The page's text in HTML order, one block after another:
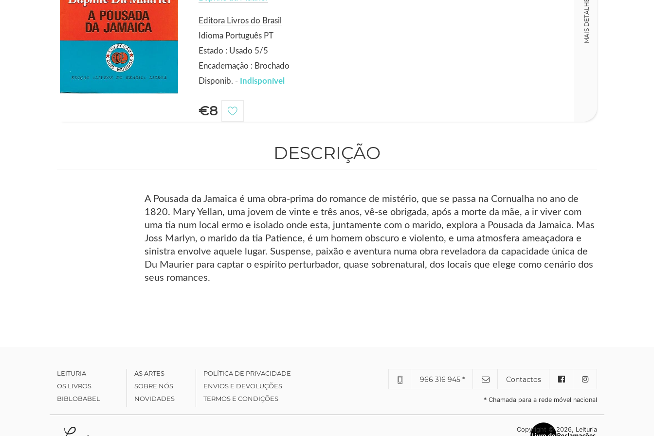
Editora Livros do Brasil
Idioma Português PT
Estado : Usado 5/5
Encadernação : Brochado
Disponib. - Indisponível
€8
MAIS DETALHES
DESCRIÇÃO
A Pousada da Jamaica é uma obra-prima do romance de mistério, que se passa na Cornualha no ano de
1820. Mary Yellan, uma jovem de vinte e três anos, vê-se obrigada, após a morte da mãe, a ir viver com
uma tia num local ermo e isolado onde esta, juntamente com o marido, explora a Pousada da Jamaica. Mas
Joss Marlyn, o marido da tia Patience, é um homem obscuro e violento, e uma atmosfera ameaçadora e
sinistra envolve aquele lugar. Suspense, paixão e aventura numa obra reveladora da capacidade única de
Du Maurier para captar o espírito perturbador, quase sobrenatural, dos locais que elege como cenário dos
seus romances.
LEITURIA
OS LIVROS
BIBLOBABEL
AS ARTES
SOBRE NÓS
NOVIDADES
POLÍTICA DE PRIVACIDADE
ENVIOS E DEVOLUÇÕES
TERMOS E CONDIÇÕES
966 316 945 * Contactos
* Chamada para a rede móvel nacional
Copyright © 2026, Leituria